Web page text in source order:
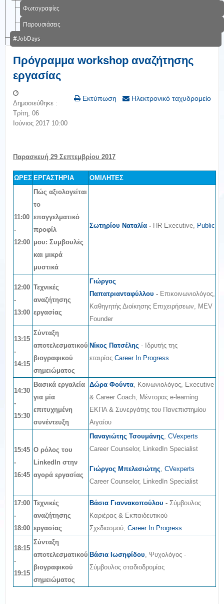
Φωτογραφίες
Παρουσιάσεις
#JobDays
Πρόγραμμα workshop αναζήτησης
εργασίας
Εκτύπωση Ηλεκτρονικό ταχυδρομείο
Δημοσιεύθηκε :
Τρίτη, 06
Ιούνιος 2017 10:00
Παρασκευή 29 Σεπτεμβρίου 2017
ΩΡΕΣ ΕΡΓΑΣΤΗΡΙΑ ΟΜΙΛΗΤΕΣ
11:00
-
12:00
Πώς αξιολογείται
το
επαγγελματικό
προφίλ
μου: Συμβουλές
και μικρά
μυστικά
Σωτηρίου Ναταλία - HR Executive, Public
12:00
-
13:00
Τεχνικές
αναζήτησης
εργασίας
Γιώργος
Παπατριανταφύλλου - Επικοινωνιολόγος,
Καθηγητής Διοίκησης Επιχειρήσεων, MEV
Founder
13:15
-
14:15
Σύνταξη
αποτελεσματικού
βιογραφικού
σημειώματος
Νίκος Πατσέλης - Ιδρυτής της
εταιρίας Career In Progress
14:30
-
15:30
Βασικά εργαλεία
για μία
επιτυχημένη
συνέντευξη
Δώρα Φούντα , Κοινωνιολόγος, Executive
& Career Coach, Μέντορας e-learning
EKΠΑ & Συνεργάτης του Πανεπιστημίου
Αιγαίου
15:45
-
16:45
Ο ρόλος του
LinkedIn στην
αγορά εργασίας
Παναγιώτης Τσουμάνης CVexperts
Career Counselor, LinkedIn Specialist
Γιώργος Μπελεσιώτης CVexperts
Career Counselor, LinkedIn Specialist
17:00
-
18:00
Τεχνικές
αναζήτησης
εργασίας
Βάσια Γιαννακοπούλου - Σύμβουλος
Καριέρας & Εκπαιδευτικού
Σχεδιασμού, Career In Progress
18:15
-
19:15
Σύνταξη
αποτελεσματικού
βιογραφικού
σημειώματος
Βάσια Ιωσηφίδου , Ψυχολόγος -
Σύμβουλος σταδιοδρομίας